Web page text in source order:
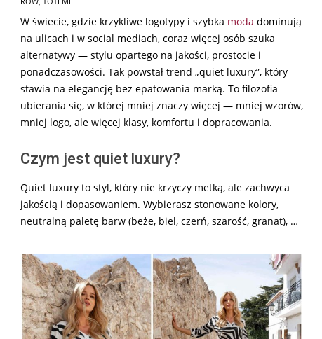
W świecie, gdzie krzykliwe logotypy i szybka moda dominują
na ulicach i w social mediach, coraz więcej osób szuka
alternatywy — stylu opartego na jakości, prostocie i
ponadczasowości. Tak powstał trend „quiet luxury”, który
stawia na elegancję bez epatowania marką. To filozofia
ubierania się, w której mniej znaczy więcej — mniej wzorów,
mniej logo, ale więcej klasy, komfortu i dopracowania.
Czym jest quiet luxury?
Quiet luxury to styl, który nie krzyczy metką, ale zachwyca
jakością i dopasowaniem. Wybierasz stonowane kolory,
neutralną paletę barw (beże, biel, czerń, szarość, granat), …